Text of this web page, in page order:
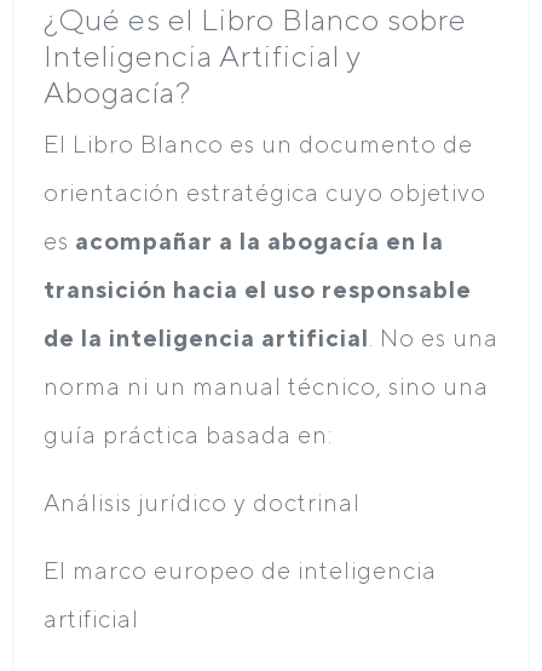
¿Qué es el Libro Blanco sobre
Inteligencia Artificial y
Abogacía?
El Libro Blanco es un documento de
orientación estratégica cuyo objetivo
es acompañar a la abogacía en la
transición hacia el uso responsable
de la inteligencia artificial . No es una
norma ni un manual técnico, sino una
guía práctica basada en:
Análisis jurídico y doctrinal
El marco europeo de inteligencia
artificial